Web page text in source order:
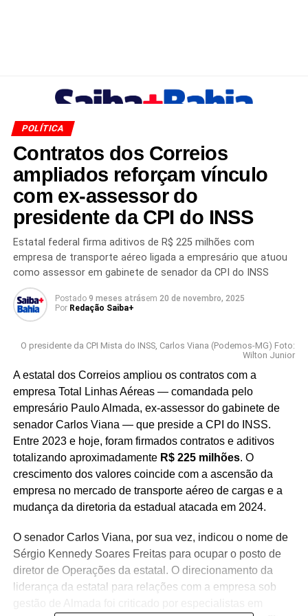
POLÍTICA
Contratos dos Correios
ampliados reforçam vínculo
com ex-assessor do
presidente da CPI do INSS
Estatal federal firma aditivos de R$ 225 milhões com
empresa de transporte aéreo ligada a empresário que atuou
como assessor em gabinete de senador da CPI do INSS
Postado 9 meses atrásem 20 de novembro, 2025
Por Redação Saiba+
O presidente da CPI Mista do INSS, Carlos Viana (Podemos-MG) Foto:
Wilton Junior
A estatal dos Correios ampliou os contratos com a
empresa Total Linhas Aéreas — comandada pelo
empresário Paulo Almada, ex-assessor do gabinete de
senador Carlos Viana — que preside a CPI do INSS.
Entre 2023 e hoje, foram firmados contratos e aditivos
totalizando aproximadamente R$ 225 milhões. O
crescimento dos valores coincide com a ascensão da
empresa no mercado de transporte aéreo de cargas e a
mudança da diretoria da estadual atacada em 2024.
O senador Carlos Viana, por sua vez, indicou o nome de
Sérgio Kennedy Soares Freitas para ocupar o posto de
diretor de Operações da estatal. O direcionamento da
liderança da estatal para relações com a empresa sob